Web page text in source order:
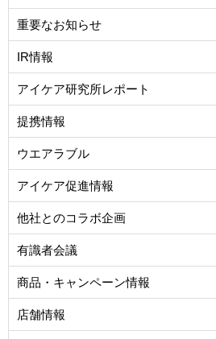
重要なお知らせ
IR情報
アイケア研究所レポート
提携情報
ウエアラブル
アイケア促進情報
他社とのコラボ企画
有識者会議
商品・キャンペーン情報
店舗情報